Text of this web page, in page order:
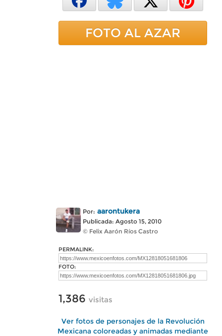
FOTO AL AZAR
Por: aarontukera
Publicada: Agosto 15, 2010
© Felix Aarón Ríos Castro
PERMALINK:
FOTO:
1,386 visitas
Ver fotos de personajes de la Revolución
Mexicana coloreadas y animadas mediante